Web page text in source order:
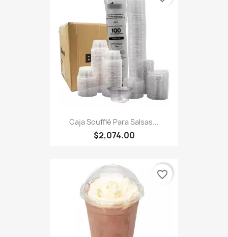
Caja Soufflé Para Salsas...
$2,074.00
favorite_border